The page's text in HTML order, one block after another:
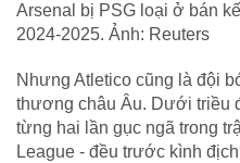
Arsenal bị PSG loại ở bán
2024-2025. Ảnh: Reuters
Nhưng Atletico cũng là đội
thương châu Âu. Dưới triều
từng hai lần gục ngã trong
League - đều trước kình